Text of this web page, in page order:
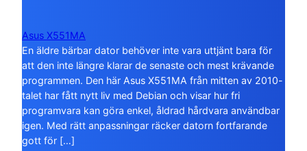
Asus X551MA
En äldre bärbar dator behöver inte vara uttjänt bara för
att den inte längre klarar de senaste och mest krävande
programmen. Den här Asus X551MA från mitten av 2010-
talet har fått nytt liv med Debian och visar hur fri
programvara kan göra enkel, åldrad hårdvara användbar
igen. Med rätt anpassningar räcker datorn fortfarande
gott för […]